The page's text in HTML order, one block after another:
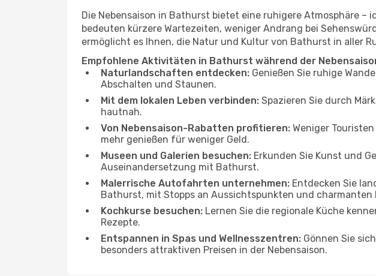
Die Nebensaison in Bathurst bietet eine ruhigere Atmosphäre –
bedeuten kürzere Wartezeiten, weniger Andrang bei
ermöglicht es Ihnen, die Natur und Kultur von Bathurst in aller
Empfohlene Aktivitäten in Bathurst während der
Naturlandschaften entdecken: Genießen Sie ruhige
Abschalten und Staunen.
Mit dem lokalen Leben verbinden: Spazieren Sie durch
hautnah.
Von Nebensaison-Rabatten profitieren: Weniger
mehr genießen für weniger Geld.
Museen und Galerien besuchen: Erkunden Sie Kunst und
Auseinandersetzung mit Bathurst.
Malerrische Autofahrten unternehmen: Entdecken Sie
Bathurst, mit Stopps an Aussichtspunkten und charmanten
Kochkurse besuchen: Lernen Sie die regionale Küche
Rezepte.
Entspannen in Spas und Wellnesszentren: Gönnen Sie
besonders attraktiven Preisen in der Nebensaison.